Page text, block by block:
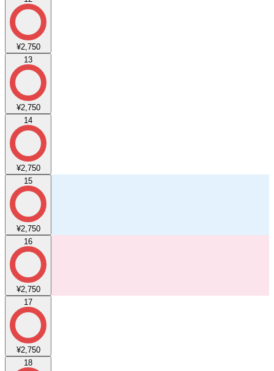
¥2,750
13
¥2,750
14
¥2,750
15
¥2,750
16
¥2,750
17
¥2,750
18